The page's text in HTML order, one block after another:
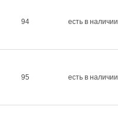
94 есть в наличии
95 есть в наличии